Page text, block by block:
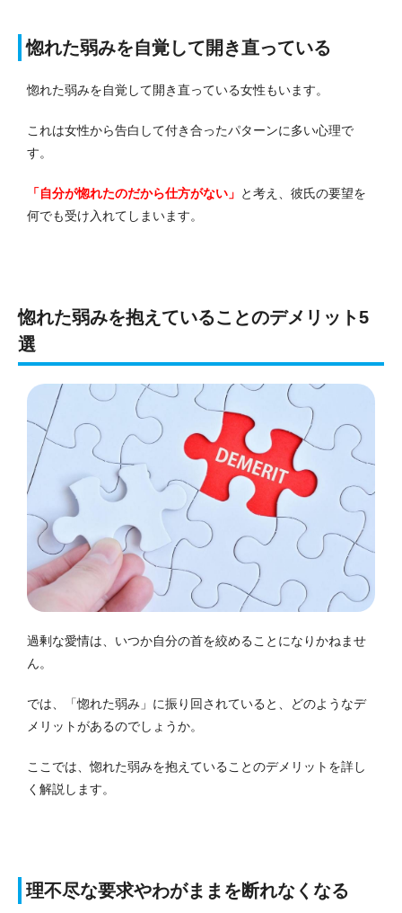
惚れた弱みを自覚して開き直っている
惚れた弱みを自覚して開き直っている女性もいます。
これは女性から告白して付き合ったパターンに多い心理で
す。
「自分が惚れたのだから仕方がない」 と考え、彼氏の要望を
何でも受け入れてしまいます。
惚れた弱みを抱えていることのデメリット5
選
過剰な愛情は、いつか自分の首を絞めることになりかねませ
ん。
では、「惚れた弱み」に振り回されていると、どのようなデ
メリットがあるのでしょうか。
ここでは、惚れた弱みを抱えていることのデメリットを詳し
く解説します。
理不尽な要求やわがままを断れなくなる